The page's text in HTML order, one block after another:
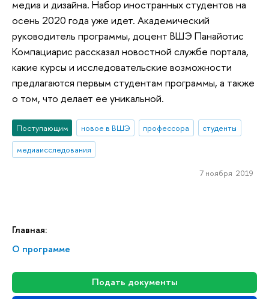
Главная:
О программе
Подать документы
медиа и дизайна. Набор иностранных студентов на
осень 2020 года уже идет. Академический
руководитель программы, доцент ВШЭ Панайотис
Компациарис рассказал новостной службе портала,
какие курсы и исследовательские возможности
предлагаются первым студентам программы, а также
о том, что делает ее уникальной.
Поступающим новое в ВШЭ профессора
студенты
медиаисследования
7 ноября 2019